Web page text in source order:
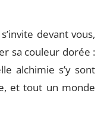
devant vous,
sa couleur dorée :
alchimie s’y sont
et tout un monde